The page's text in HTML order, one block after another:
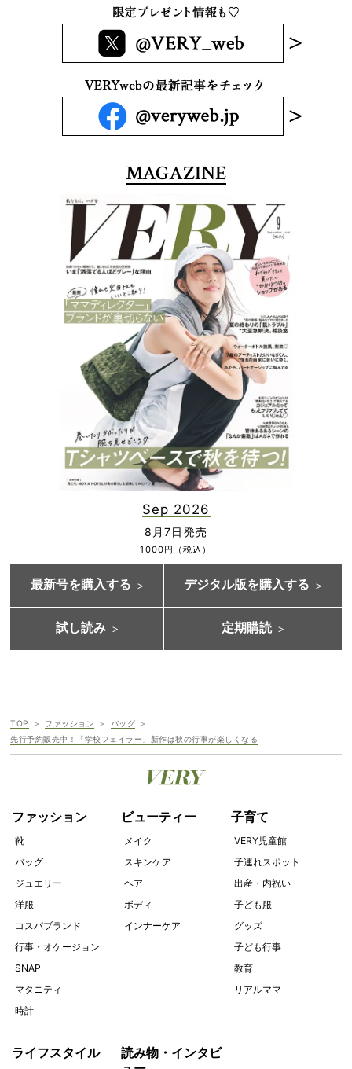
MAGAZINE
Sep 2026
8月7日発売
1000円（税込）
最新号を購入する デジタル版を購入する
試し読み 定期購読
TOP ファッション
バッグ
先行予約販売中！「学校フェイラー」新作は秋の行事が楽しくなる
ファッション
靴
バッグ
ジュエリー
洋服
コスパブランド
行事・オケージョン
SNAP
マタニティ
時計
ビューティー
メイク
スキンケア
ヘア
ボディ
インナーケア
子育て
VERY児童館
子連れスポット
出産・内祝い
子ども服
グッズ
子ども行事
教育
リアルママ
ライフスタイル
読み物・インタビ